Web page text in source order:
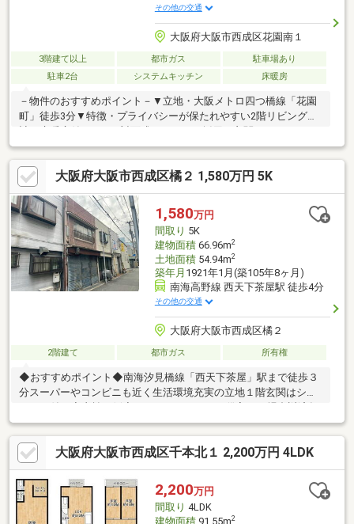
その他の交通
大阪府大阪市西成区花園南１
3階建て以上 都市ガス
駐車場あり
駐車2台
システムキッチン 床暖房
－物件のおすすめポイント－▼立地・大阪メトロ四つ橋線「花園
町」徒歩3分▼特徴・プライバシーが保たれやすい2階リビング設
片付くSC有・約5.2帖納戸は収納付で多彩に利用可能・2・3階に
バルコ二―を設置・ハイルーフ車駐車可能(サイズ制限有・車種に
よる)▼周辺環境・イズミヤ 徒歩3分(約200m)・新今宮小学校 徒歩
10分(約770m)※敷地の一部は容積率400%(前面道路幅により240％
に制限)■ ご希望の住まい探しをお手伝いします ━━━━━・・・
物件の詳細・ご相談はお気軽にお問い合わせください。
大阪府大阪市西成区橘２ 1,580万円 5K
1,580万円
間取り 5K
建物面積66.96m2
土地面積54.94m2
築年月 1921年1月(築105年8ヶ月)
南海高野線 西天下茶屋駅 徒歩4分
その他の交通
大阪府大阪市西成区橘２
2階建て 都市ガス 所有権
◆おすすめポイント◆南海汐見橋線「西天下茶屋」駅まで徒歩３
分スーパーやコンビニも近く生活環境充実の立地１階玄関はシャ
数５０年 実行金利０．８９％ 月々返済額：３６，７６６
円 ご検討の参考にしてください♪
大阪府大阪市西成区千本北１ 2,200万円 4LDK
2,200万円
間取り 4LDK
2